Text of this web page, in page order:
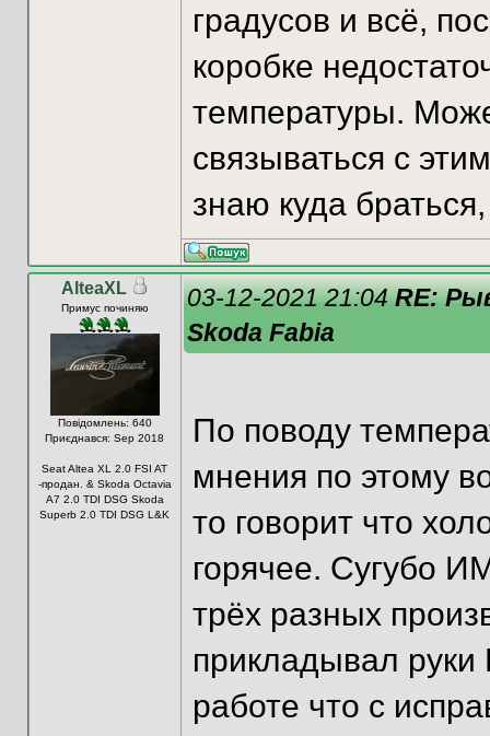
градусов и всё,
коробке
температуры.
связываться с
знаю куда
AlteaXL
Примус починяю
Повідомлень: 640
Приєднався: Sep 2018
Seat Altea XL 2.0 FSI AT
-продан. & Skoda Octavia
A7 2.0 TDI DSG Skoda
Superb 2.0 TDI DSG L&K
03-12-2021 21:04RE:
Skoda Fabia
По поводу
мнения по этому
то говорит что
горячее. Сугубо
трёх разных
прикладывал
работе что с